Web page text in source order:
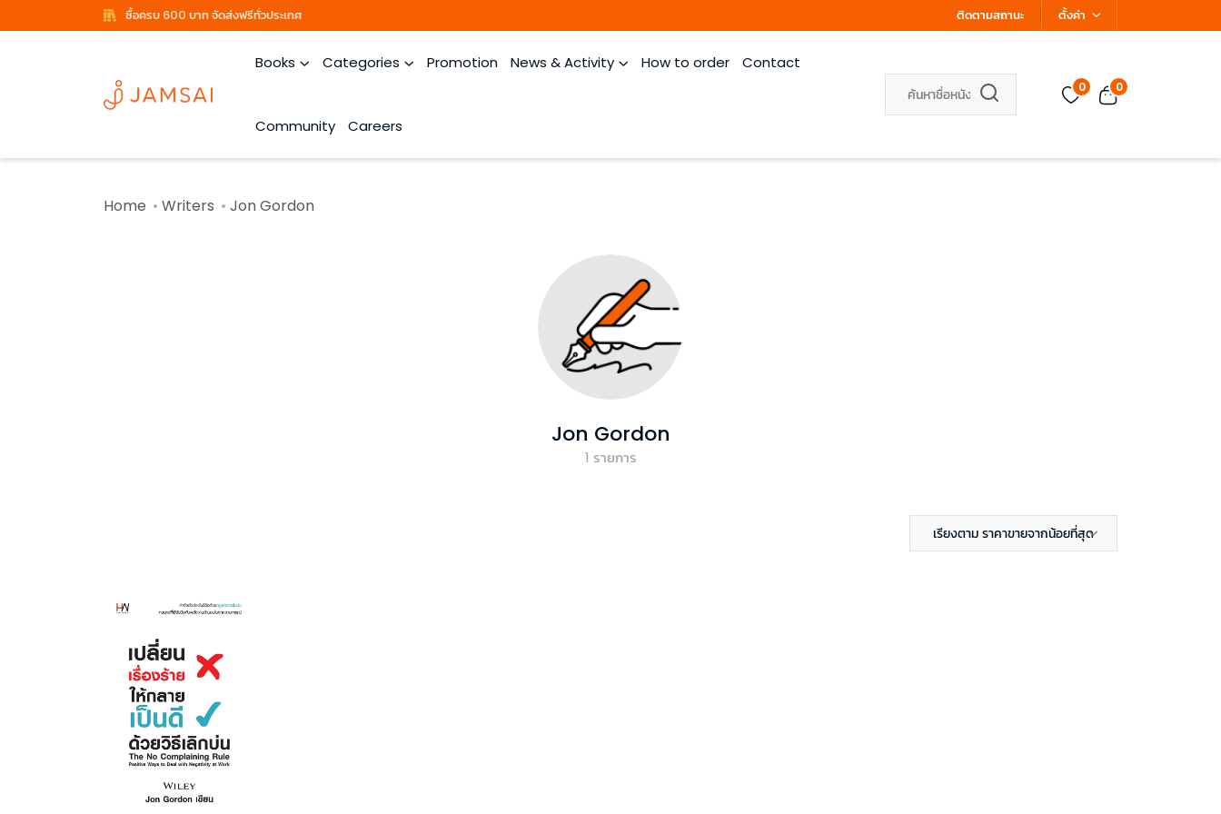
ซื้อครบ 600 บาท จัดส่งฟรีทั่วประเทศ ติดตามสถานะ ตั้งค่า
Books Categories Promotion News & Activity How to order Contact
Community Careers
0 0
Home Writers Jon Gordon
Jon Gordon
1 รายการ
เรียงตาม ราคาขายจากน้อยที่สุด